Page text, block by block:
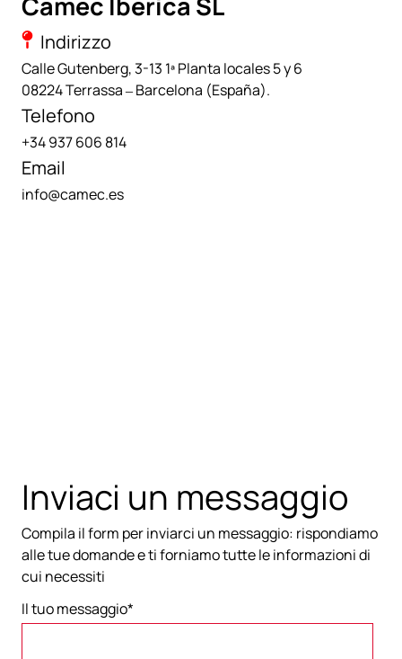
Indirizzo
Calle Gutenberg, 3-13 1ª Planta locales 5 y 6
08224 Terrassa – Barcelona (España).
Telefono
+34 937 606 814
Email
info@camec.es
Inviaci un messaggio
Compila il form per inviarci un messaggio: rispondiamo
alle tue domande e ti forniamo tutte le informazioni di
cui necessiti
Il tuo messaggio*